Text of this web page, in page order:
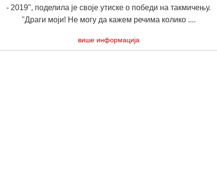
- 2019", поделила је своје утиске о победи на такмичењу.
"Драги моји! Не могу да кажем речима колико ....
више информација